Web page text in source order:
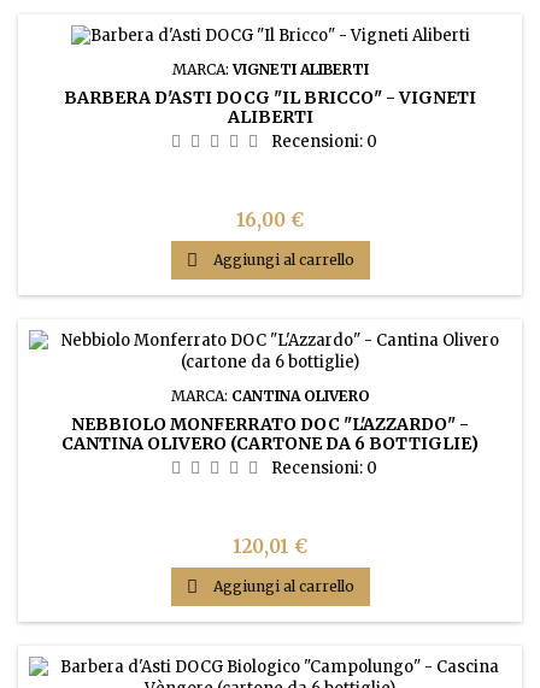
MARCA:VIGNETI ALIBERTI
BARBERA D'ASTI DOCG "IL BRICCO" - VIGNETI
ALIBERTI
Recensioni: 0
Prezzo
16,00 €
 Aggiungi al carrello
MARCA: CANTINA OLIVERO
NEBBIOLO MONFERRATO DOC "L'AZZARDO" -
CANTINA OLIVERO (CARTONE DA 6 BOTTIGLIE)
Recensioni: 0
Prezzo
120,01 €
 Aggiungi al carrello